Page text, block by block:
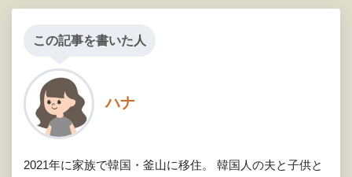
この記事を書いた人
ハナ
2021年に家族で韓国・釜山に移住。 韓国人の夫と子供と